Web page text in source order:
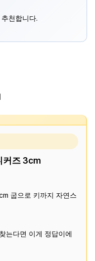
천합니다.
커즈 3cm
굽으로 키까지 자연스
는다면 이게 정답이에